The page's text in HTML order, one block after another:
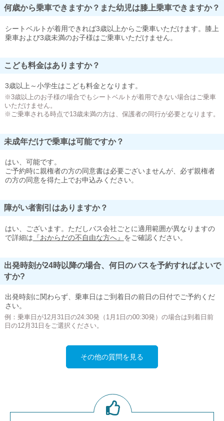
何歳から乗車できますか？また幼児は膝上乗車できますか？
シートベルトが着用できれば3歳以上からご乗車いただけます。膝上
乗車および3歳未満のお子様はご乗車いただけません。
こども料金はありますか？
3歳以上～小学生はこども料金となります。
※3歳以上のお子様の場合でもシートベルトが着用できない場合はご乗車
いただけません。
※ご乗車される時点で13歳未満の方は、保護者の同行が必要となります。
未成年だけで乗車は可能ですか？
はい、可能です。
ご予約時に親権者の方の同意書は必要ございませんが、必ず親権者
の方の同意を得た上でお申込みください。
障がい者割引はありますか？
はい、ございます。ただしバス会社ごとに適用範囲が異なりますの
で詳細は 『おからだの不自由な方へ』 をご確認ください。
出発時刻が24時以降の場合、何日のバスを予約すればよいで
すか?
出発時刻に関わらず、乗車日はご到着日の前日の日付でご予約くだ
さい。
例：乗車日が12月31日の24:30発（1月1日の00:30発）の場合は到着日前
日の12月31日をご選択ください。
その他の質問を見る